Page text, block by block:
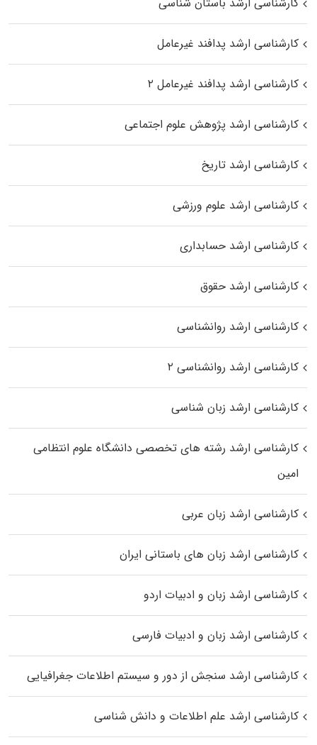
کارشناسی ارشد پدافند غیرعامل
کارشناسی ارشد پدافند غیرعامل ۲
کارشناسی ارشد پژوهش علوم اجتماعی
کارشناسی ارشد تاریخ
کارشناسی ارشد علوم ورزشی
کارشناسی ارشد حسابداری
کارشناسی ارشد حقوق
کارشناسی ارشد روانشناسی
کارشناسی ارشد روانشناسی ۲
کارشناسی ارشد زبان شناسی
کارشناسی ارشد رﺷﺘﻪ ﻫﺎی تخصصی داﻧﺸﮕﺎه ﻋﻠﻮم انتظامی
اﻣﻴﻦ
کارشناسی ارشد زبان عربی
کارشناسی ارشد زبان‌ های باستانی ایران
کارشناسی ارشد زبان و ادبیات اردو
کارشناسی ارشد زبان و ادبیات فارسی
کارشناسی ارشد سنجش از دور و سیستم اطلاعات جغرافیایی
کارشناسی ارشد علم اطلاعات و دانش شناسی